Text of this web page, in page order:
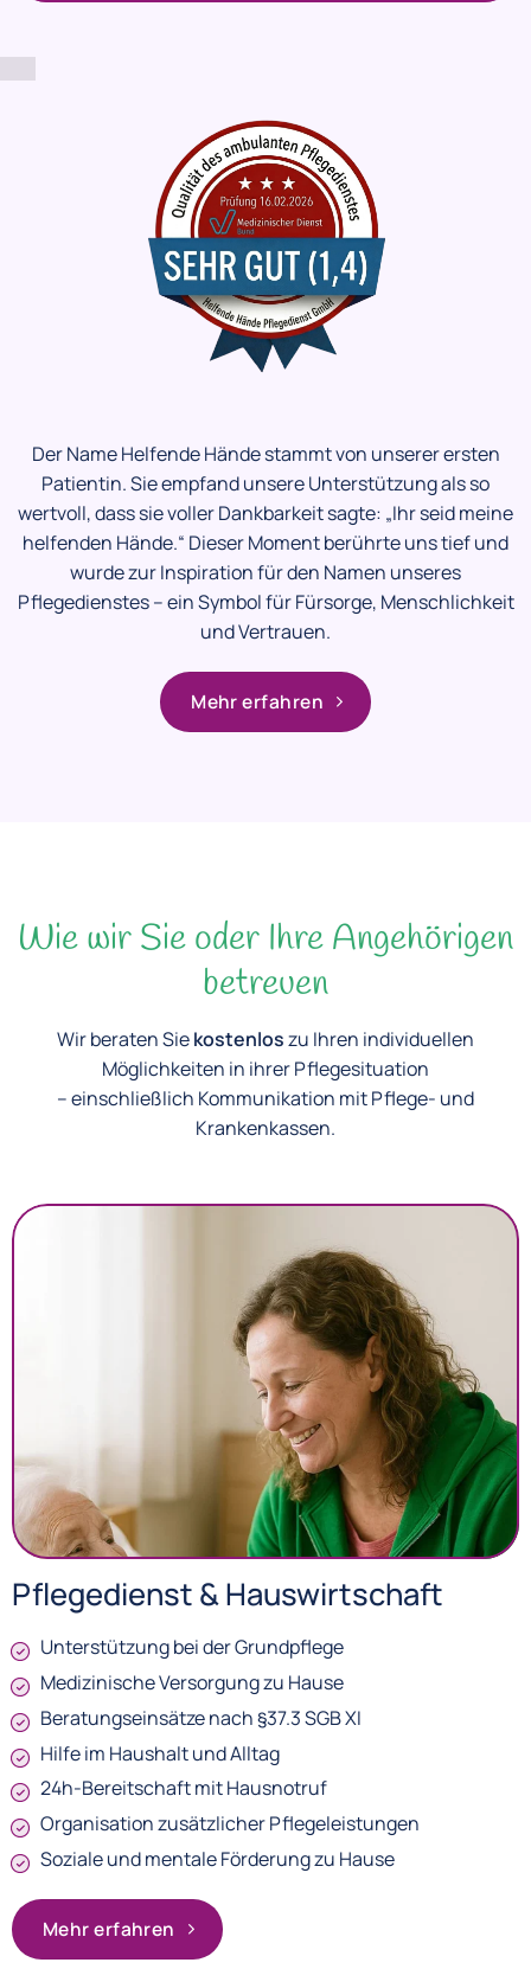
Der Name Helfende Hände stammt von unserer ersten
Patientin. Sie empfand unsere Unterstützung als so
wertvoll, dass sie voller Dankbarkeit sagte: „Ihr seid meine
helfenden Hände.“ Dieser Moment berührte uns tief und
wurde zur Inspiration für den Namen unseres
Pflegedienstes – ein Symbol für Fürsorge, Menschlichkeit
und Vertrauen.
Mehr erfahren
Wie wir Sie oder Ihre Angehörigen
betreuen
Wir beraten Siekostenloszu Ihren individuellen
Möglichkeiten in ihrer Pflegesituation
– einschließlich Kommunikation mit Pflege- und
Krankenkassen.
Pflegedienst & Hauswirtschaft
Unterstützung bei der Grundpflege
Medizinische Versorgung zu Hause
Beratungseinsätze nach §37.3 SGB XI
Hilfe im Haushalt und Alltag
24h-Bereitschaft mit Hausnotruf
Organisation zusätzlicher Pflegeleistungen
Soziale und mentale Förderung zu Hause
Mehr erfahren